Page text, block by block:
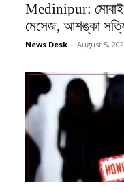
Medinipur:
মেসেজ, আশঙ্কা সত্যি
News Desk - August 5,